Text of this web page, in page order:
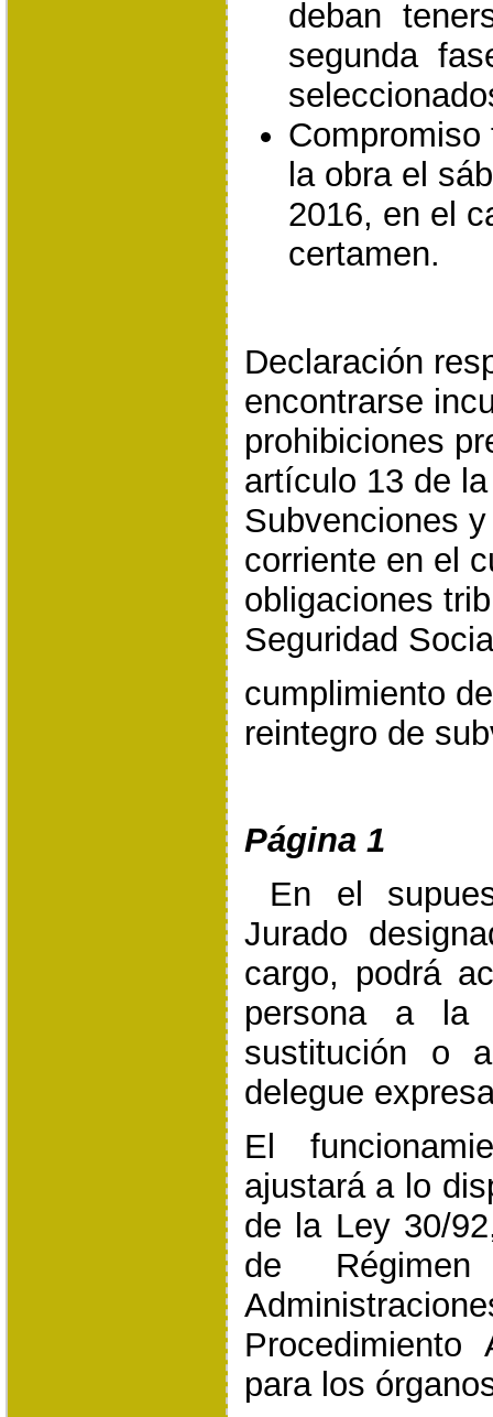
deban
segunda
la obra el
2016, en el
certamen.
Declaración
encontrarse
prohibiciones
artículo 13 de
Subvenciones
corriente en el
obligaciones
Seguridad
cumplimiento
reintegro de
Página 1
En el
Jurado
cargo, podrá
persona a la
sustitución o
delegue
El
ajustará a lo
de la Ley 30/
de
Procedimiento
para los